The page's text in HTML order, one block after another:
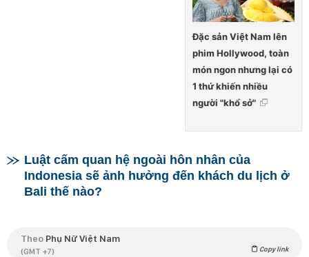
Đặc sản Việt Nam lên
phim Hollywood, toàn
món ngon nhưng lại có
1 thứ khiến nhiều
người "khổ sở"
Luật cấm quan hệ ngoài hôn nhân của
Indonesia sẽ ảnh hưởng đến khách du lịch ở
Bali thế nào?
Theo Phụ Nữ Việt Nam
(GMT +7) Copy link